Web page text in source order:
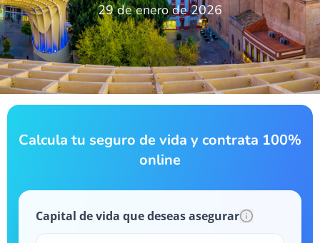
29 de enero de 2026
Calcula tu seguro de vida y contrata 100%
online
Capital de vida que deseas asegurar